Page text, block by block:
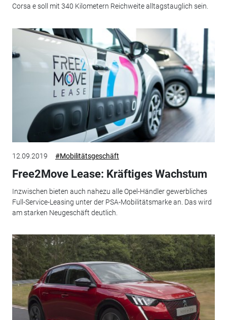
Corsa e soll mit 340 Kilometern Reichweite alltagstauglich sein.
12.09.2019 #Mobilitätsgeschäft
Free2Move Lease: Kräftiges Wachstum
Inzwischen bieten auch nahezu alle Opel-Händler gewerbliches
Full-Service-Leasing unter der PSA-Mobilitätsmarke an. Das wird
am starken Neugeschäft deutlich.